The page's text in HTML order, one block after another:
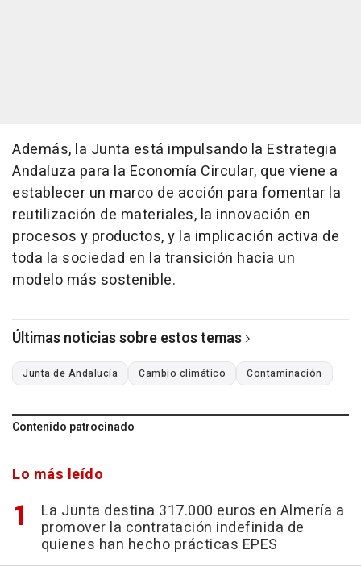
Además, la Junta está impulsando la Estrategia
Andaluza para la Economía Circular, que viene a
establecer un marco de acción para fomentar la
reutilización de materiales, la innovación en
procesos y productos, y la implicación activa de
toda la sociedad en la transición hacia un
modelo más sostenible.
Últimas noticias sobre estos temas
Junta de Andalucía Cambio climático Contaminación
Contenido patrocinado
Lo más leído
La Junta destina 317.000 euros en Almería a
promover la contratación indefinida de
quienes han hecho prácticas EPES